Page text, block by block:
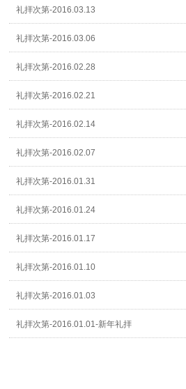
礼拝次第-2016.03.13
礼拝次第-2016.03.06
礼拝次第-2016.02.28
礼拝次第-2016.02.21
礼拝次第-2016.02.14
礼拝次第-2016.02.07
礼拝次第-2016.01.31
礼拝次第-2016.01.24
礼拝次第-2016.01.17
礼拝次第-2016.01.10
礼拝次第-2016.01.03
礼拝次第-2016.01.01-新年礼拝